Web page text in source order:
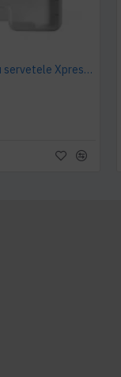
Dispenser pentru servetele Xpress mini Tork, alb, Z fold, capacitate 200 servetele